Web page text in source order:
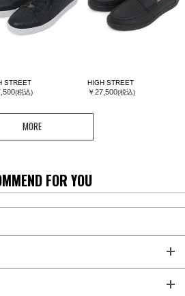
STREET
(税込)
HIGH STREET
￥27,500(税込)
MORE
FOR YOU